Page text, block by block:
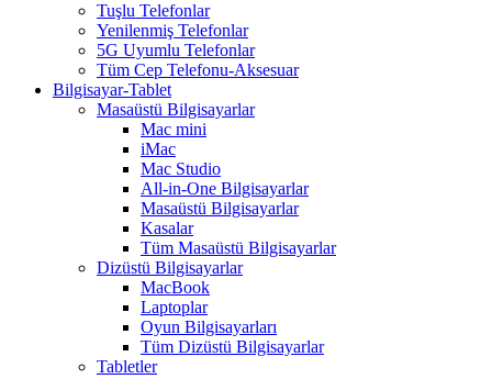
Tuşlu Telefonlar
Yenilenmiş Telefonlar
5G Uyumlu Telefonlar
Tüm Cep Telefonu-Aksesuar
Bilgisayar-Tablet
Masaüstü Bilgisayarlar
Mac mini
iMac
Mac Studio
All-in-One Bilgisayarlar
Masaüstü Bilgisayarlar
Kasalar
Tüm Masaüstü Bilgisayarlar
Dizüstü Bilgisayarlar
MacBook
Laptoplar
Oyun Bilgisayarları
Tüm Dizüstü Bilgisayarlar
Tabletler